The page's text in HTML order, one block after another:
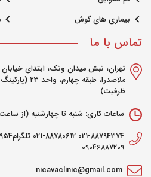
بیماری های گوش
تماس با ما
ملاصدرا،
ظرفیت)
ساعات کاری: شنبه تا چهارشنبه (از ساعت 12 تا ۱۸ با وقت قبلی)
09046887209
nicavaclinic@gmail.com